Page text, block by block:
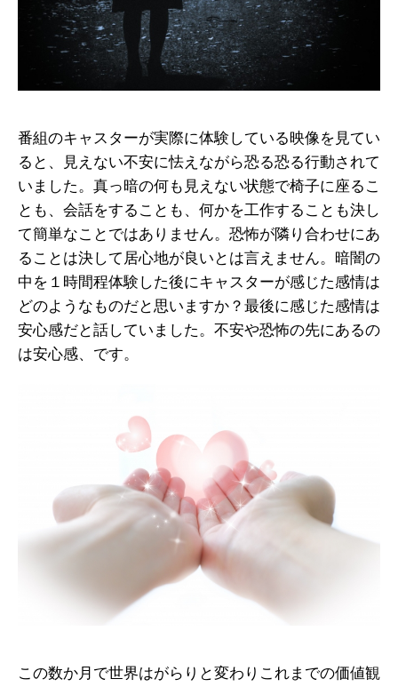
番組のキャスターが実際に体験している映像を見てい
ると、見えない不安に怯えながら恐る恐る行動されて
いました。真っ暗の何も見えない状態で椅子に座るこ
とも、会話をすることも、何かを工作することも決し
て簡単なことではありません。恐怖が隣り合わせにあ
ることは決して居心地が良いとは言えません。暗闇の
中を１時間程体験した後にキャスターが感じた感情は
どのようなものだと思いますか？最後に感じた感情は
安心感だと話していました。不安や恐怖の先にあるの
は安心感、です。
この数か月で世界はがらりと変わりこれまでの価値観